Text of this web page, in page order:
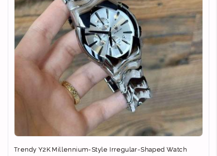
Trendy Y2K Millennium-Style Irregular-Shaped Watch